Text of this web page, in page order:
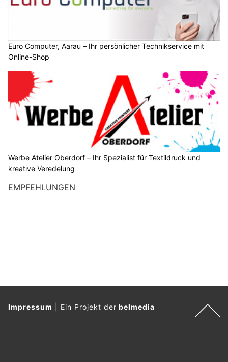
Euro Computer, Aarau – Ihr persönlicher Technikservice mit
Online-Shop
Werbe Atelier Oberdorf – Ihr Spezialist für Textildruck und
kreative Veredelung
EMPFEHLUNGEN
Impressum Ein Projekt derbelmedia